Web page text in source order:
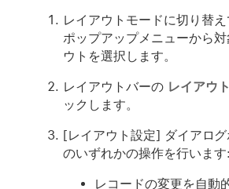
レイアウトモードに切り替え
ポップアップメニューから
ウトを選択します。
レイアウトバーの レイアウ
ックします。
[レイアウト設定] ダイアロ
のいずれかの操作を行います:
レコードの変更を自動